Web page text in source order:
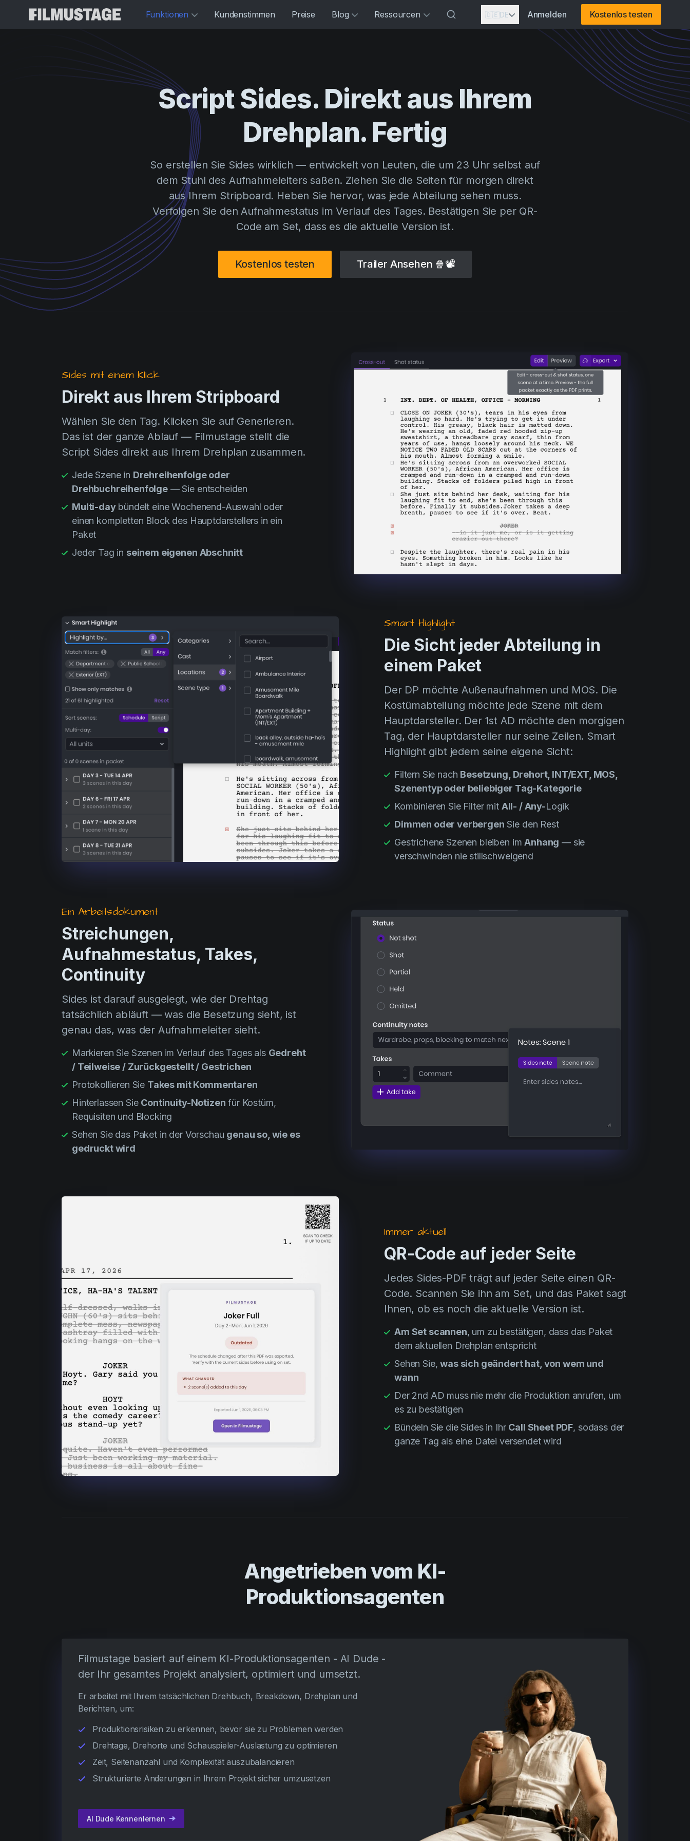
Funktionen Kundenstimmen Preise Blog Ressourcen 🇩🇪DE Anmelden Kostenlos testen
Script Sides. Direkt aus Ihrem
Drehplan. Fertig
So erstellen Sie Sides wirklich — entwickelt von Leuten, die um 23 Uhr selbst auf
dem Stuhl des Aufnahmeleiters saßen. Ziehen Sie die Seiten für morgen direkt
aus Ihrem Stripboard. Heben Sie hervor, was jede Abteilung sehen muss.
Verfolgen Sie den Aufnahmestatus im Verlauf des Tages. Bestätigen Sie per QR-
Code am Set, dass es die aktuelle Version ist.
Kostenlos testen Trailer Ansehen 🍿📽
Sides mit einem Klick
Direkt aus Ihrem Stripboard
Wählen Sie den Tag. Klicken Sie auf Generieren.
Das ist der ganze Ablauf — Filmustage stellt die
Script Sides direkt aus Ihrem Drehplan zusammen.
Jede Szene in Drehreihenfolge oder
Drehbuchreihenfolge— Sie entscheiden
Multi-daybündelt eine Wochenend-Auswahl oder
einen kompletten Block des Hauptdarstellers in ein
Paket
Jeder Tag in seinem eigenen Abschnitt
Smart Highlight
Die Sicht jeder Abteilung in
einem Paket
Der DP möchte Außenaufnahmen und MOS. Die
Kostümabteilung möchte jede Szene mit dem
Hauptdarsteller. Der 1st AD möchte den morgigen
Tag, der Hauptdarsteller nur seine Zeilen. Smart
Highlight gibt jedem seine eigene Sicht:
Filtern Sie nach Besetzung, Drehort, INT/EXT, MOS,
Szenentyp oder beliebiger Tag-Kategorie
Kombinieren Sie Filter mit All- / Any-Logik
Dimmen oder verbergen Sie den Rest
Gestrichene Szenen bleiben imAnhang — sie
verschwinden nie stillschweigend
Ein Arbeitsdokument
Streichungen,
Aufnahmestatus, Takes,
Continuity
Sides ist darauf ausgelegt, wie der Drehtag
tatsächlich abläuft — was die Besetzung sieht, ist
genau das, was der Aufnahmeleiter sieht.
Markieren Sie Szenen im Verlauf des Tages als Gedreht
/ Teilweise / Zurückgestellt / Gestrichen
Protokollieren Sie Takes mit Kommentaren
Hinterlassen Sie Continuity-Notizen für Kostüm,
Requisiten und Blocking
Sehen Sie das Paket in der Vorschau genau so, wie es
gedruckt wird
Immer aktuell
QR-Code auf jeder Seite
Jedes Sides-PDF trägt auf jeder Seite einen QR-
Code. Scannen Sie ihn am Set, und das Paket sagt
Ihnen, ob es noch die aktuelle Version ist.
Am Set scannen, um zu bestätigen, dass das Paket
dem aktuellen Drehplan entspricht
Sehen Sie,was sich geändert hat, von wem und
wann
Der 2nd AD muss nie mehr die Produktion anrufen, um
es zu bestätigen
Bündeln Sie die Sides in Ihr Call Sheet PDF, sodass der
ganze Tag als eine Datei versendet wird
Angetrieben vom KI-
Produktionsagenten
Filmustage basiert auf einem KI-Produktionsagenten - AI Dude -
der Ihr gesamtes Projekt analysiert, optimiert und umsetzt.
Er arbeitet mit Ihrem tatsächlichen Drehbuch, Breakdown, Drehplan und
Berichten, um:
Produktionsrisiken zu erkennen, bevor sie zu Problemen werden
Drehtage, Drehorte und Schauspieler-Auslastung zu optimieren
Zeit, Seitenanzahl und Komplexität auszubalancieren
Strukturierte Änderungen in Ihrem Projekt sicher umzusetzen
AI Dude Kennenlernen